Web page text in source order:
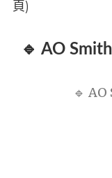
頁)
🔹 AO
🔹